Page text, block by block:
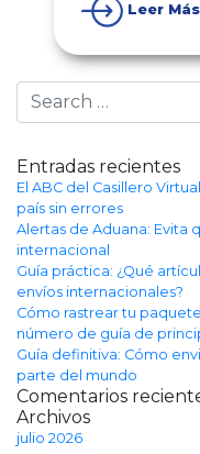
Leer Más
Search
Entradas recientes
El ABC del Casillero
país sin errores
Alertas de Aduana: Evita
internacional
Guía práctica: ¿Qué
envíos internacionales?
Cómo rastrear tu
número de guía de
Guía definitiva: Cómo
parte del mundo
Comentarios
Archivos
julio 2026